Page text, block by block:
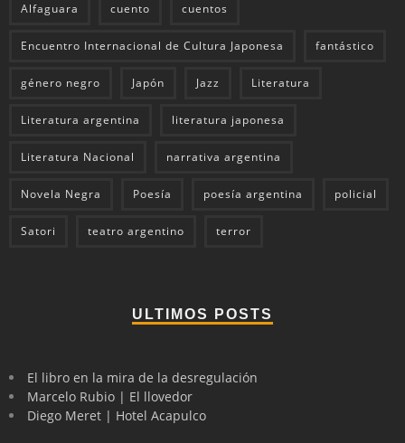
Alfaguara cuento cuentos
Encuentro Internacional de Cultura Japonesa fantástico
género negro Japón Jazz Literatura
Literatura argentina literatura japonesa
Literatura Nacional narrativa argentina
Novela Negra Poesía poesía argentina policial
Satori teatro argentino terror
ULTIMOS POSTS
El libro en la mira de la desregulación
Marcelo Rubio | El llovedor
Diego Meret | Hotel Acapulco